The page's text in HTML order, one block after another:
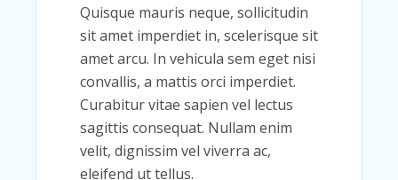
Quisque mauris neque, sollicitudin
sit amet imperdiet in, scelerisque sit
amet arcu. In vehicula sem eget nisi
convallis, a mattis orci imperdiet.
Curabitur vitae sapien vel lectus
sagittis consequat. Nullam enim
velit, dignissim vel viverra ac,
eleifend ut tellus.